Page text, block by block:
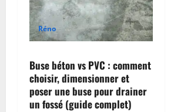
a
t
i
o
Réno
Buse béton vs PVC : comment
choisir, dimensionner et
poser une buse pour drainer
un fossé (guide complet)